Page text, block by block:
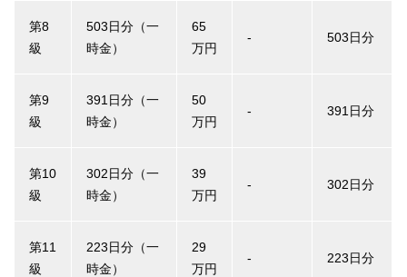
第8
級
503日分（一
時金）
65
万円
- 503日分
第9
級
391日分（一
時金）
50
万円
- 391日分
第10
級
302日分（一
時金）
39
万円
- 302日分
第11
級
223日分（一
時金）
29
万円
- 223日分